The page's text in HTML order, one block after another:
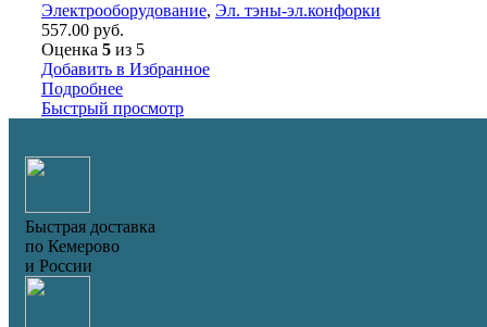
Электрооборудование, Эл. тэны-эл.конфорки
557.00 руб.
Оценка 5 из 5
Добавить в Избранное
Подробнее
Быстрый просмотр
Быстрая доставка
по Кемерово
и России